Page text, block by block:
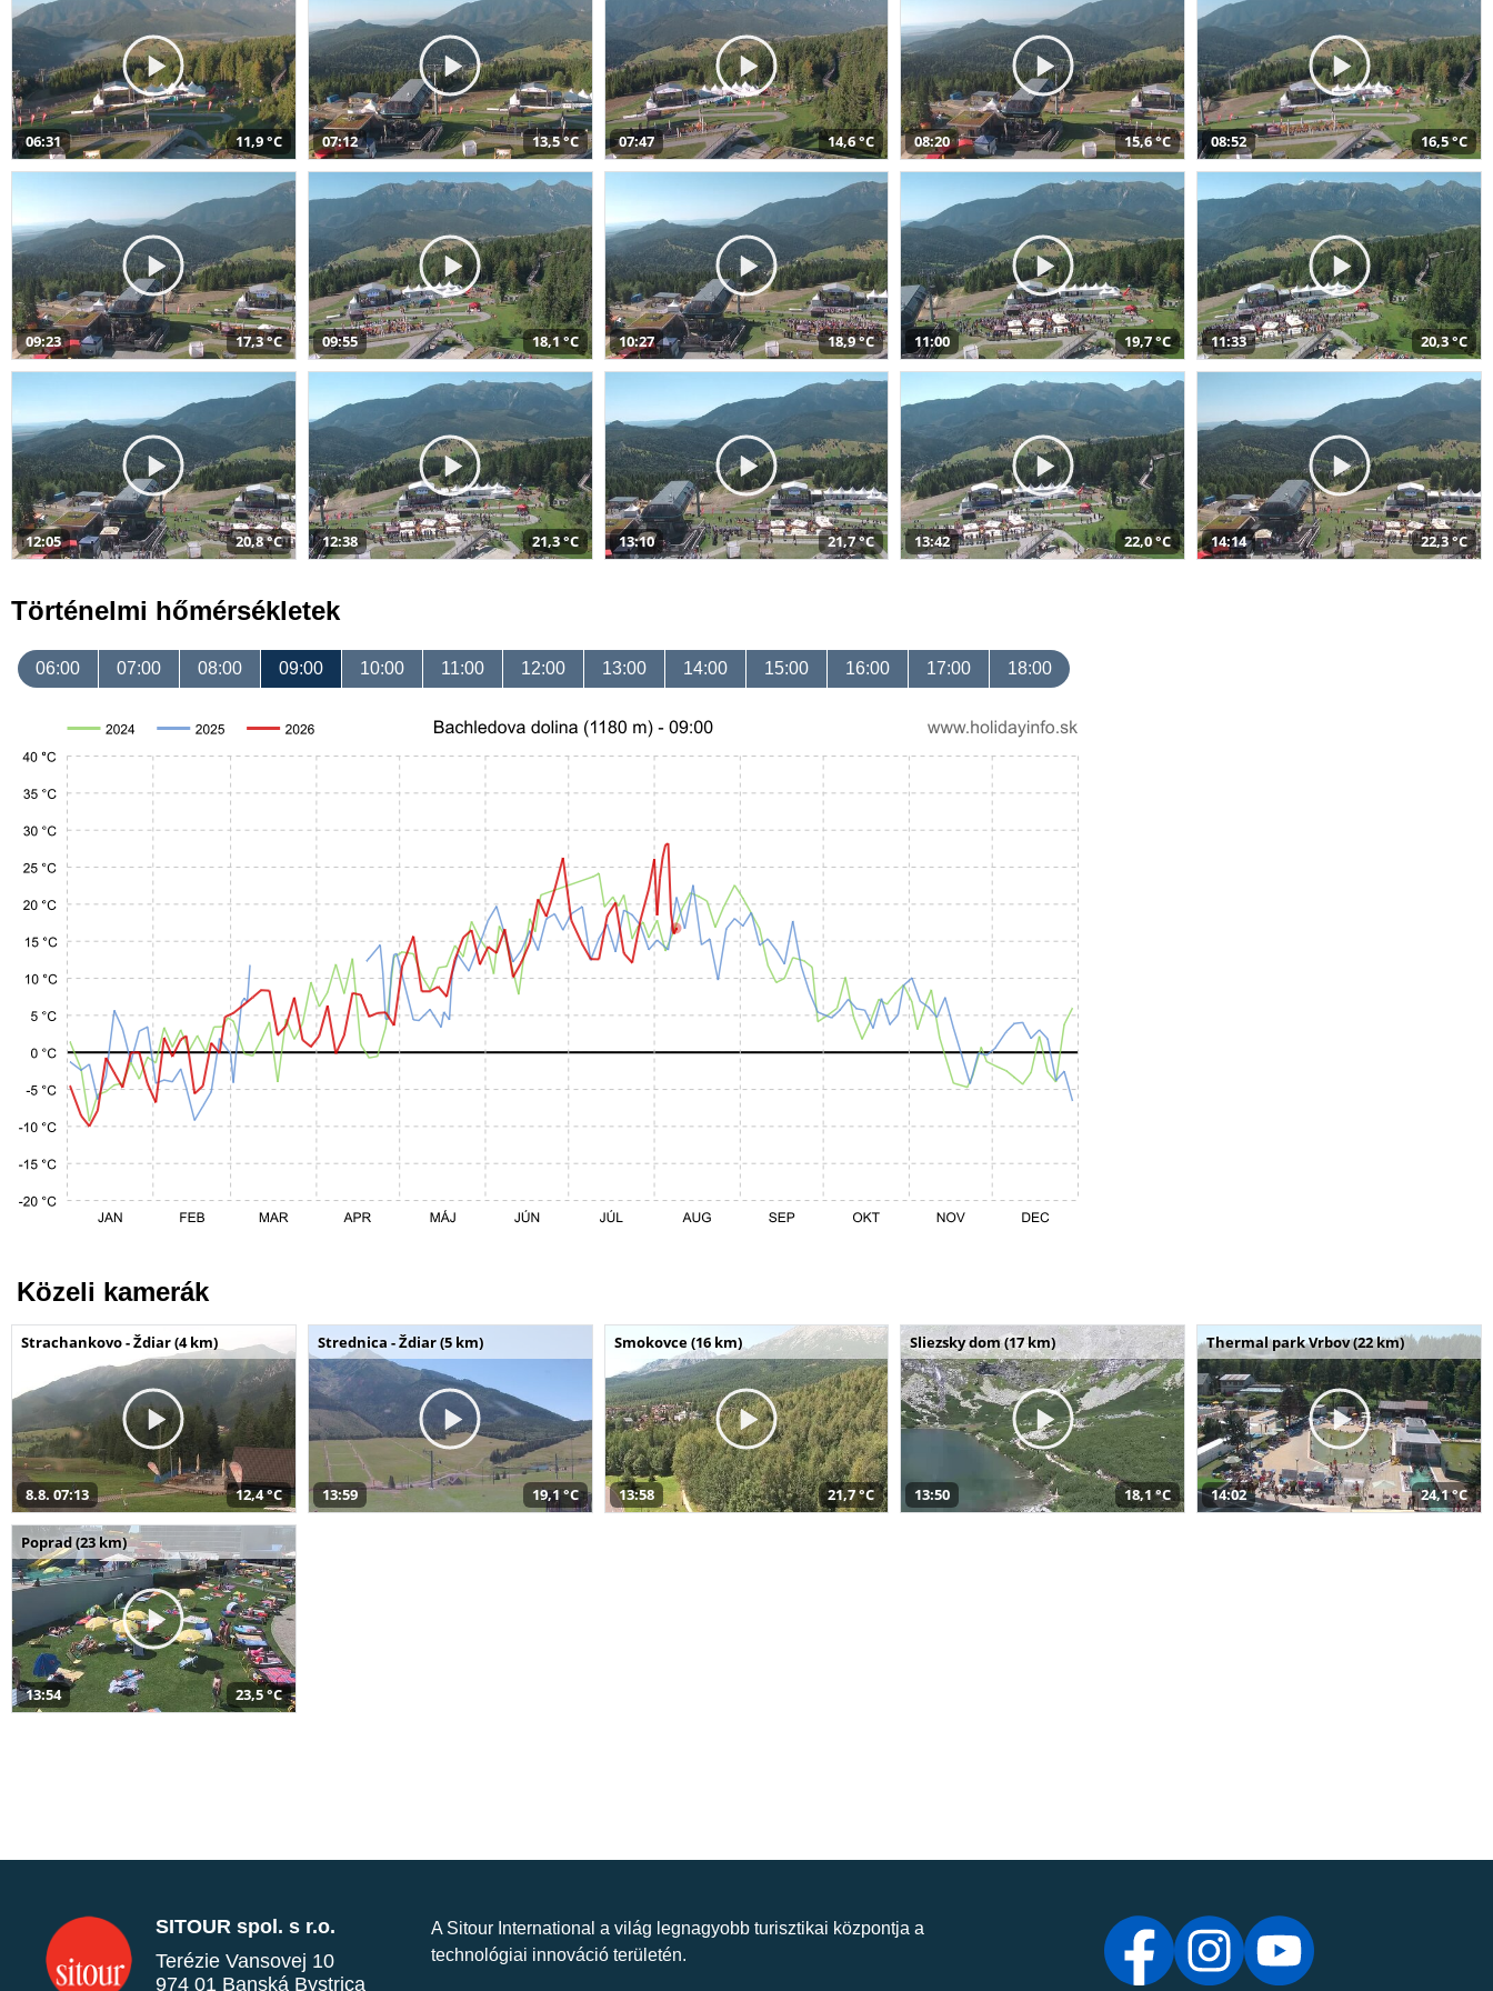
06:31 11,9 °C 07:12 13,5 °C 07:47 14,6 °C 08:20 15,6 °C 08:52 16,5 °C
09:23 17,3 °C 09:55 18,1 °C 10:27 18,9 °C 11:00 19,7 °C 11:33 20,3 °C
12:05 20,8 °C 12:38 21,3 °C 13:10 21,7 °C 13:42 22,0 °C 14:14 22,3 °C
Történelmi hőmérsékletek
06:00 07:00 08:00 09:00 10:00 11:00 12:00 13:00 14:00 15:00 16:00 17:00 18:00
Közeli kamerák
Strachankovo - Ždiar (4 km)
8.8. 07:13 12,4 °C
Strednica - Ždiar (5 km)
13:59 19,1 °C
Smokovce (16 km)
13:58 21,7 °C
Sliezsky dom (17 km)
13:50 18,1 °C
Thermal park Vrbov (22 km)
14:02 24,1 °C
Poprad (23 km)
13:54 23,5 °C
SITOUR spol. s r.o.
Terézie Vansovej 10
974 01 Banská Bystrica
A Sitour International a világ legnagyobb turisztikai központja a
technológiai innováció területén.